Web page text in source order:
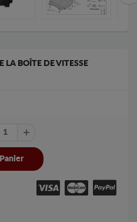
LA BOÎTE DE VITESSE
Panier